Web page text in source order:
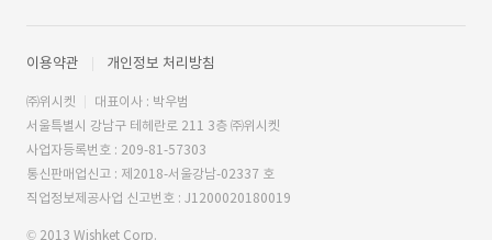
이용약관 개인정보 처리방침
㈜위시켓
대표이사 : 박우범
서울특별시 강남구 테헤란로 211 3층 ㈜위시켓
사업자등록번호 : 209-81-57303
통신판매업신고 : 제2018-서울강남-02337 호
직업정보제공사업 신고번호 : J1200020180019
© 2013 Wishket Corp.